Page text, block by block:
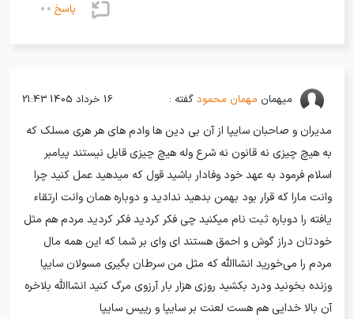
پاسخ
میهمان مهمان محمود گفته : 16 خرداد 1405 21:43
مدیران و صاحبان سایپا از آن بی دین ها وادم های هر هری مسلک که
به هیچ چیزی نه قانون نه شرع وله هیچ چیزی قابل نیستند پیامبر
اسلام فرمود به عهد خود وفادار باشید قول که میدهید عمل کنید چرا
وانت مارا که قرار بود بهمن بدهید ندادید و دوباره همان وانت ارتقاء
یافته را دوباره ثبت نام میکنید چی فکر کردید فکر کردید مردم هم مثل
خودتان دراز گوش و احمق هستند ای وای بر شما که این همه مال
مردم را می‌خورید انشاالله که مثل من سرطان بگیری مسولان سایپا
وزنده بخونید ودرد بکشید روزی هزار بار آرزوی مرگ کنید انشاالله بلاخره
آن بالا خدایی هم هست لعنت بر سایپا و رییس سایپا